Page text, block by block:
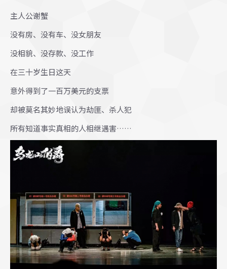
主人公谢蟹
没有房、没有车、没女朋友
没相貌、没存款、没工作
在三十岁生日这天
意外得到了一百万美元的支票
却被莫名其妙地误认为劫匪、杀人犯
所有知道事实真相的人相继遇害……